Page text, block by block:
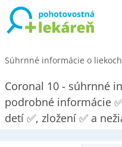
Súhrnné informácie o liekoch
Coronal 10 - súhrnné
podrobné informácie
detí ✅, zložení ✅ a